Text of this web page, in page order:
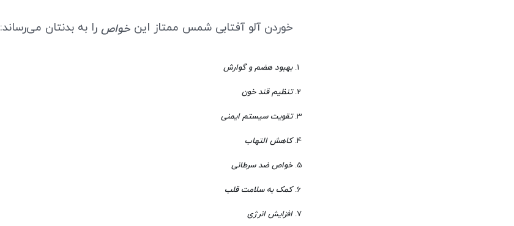
خوردن آلو آفتابی شمس ممتاز این خواص را به بدنتان می‌رساند:
بهبود هضم و گوارش
تنظیم قند خون
تقویت سیستم ایمنی
کاهش التهاب
خواص ضد سرطانی
کمک به سلامت قلب
افزایش انرژی